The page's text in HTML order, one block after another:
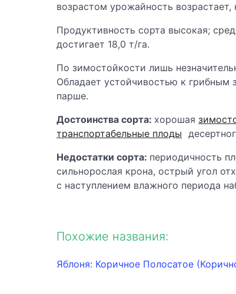
возрастом урожайность
Продуктивность сорта высокая;
достигает 18,0 т/га.
По зимостойкости лишь
Обладает устойчивостью к грибным
парше.
Достоинства сорта: хорошая
транспортабельные плоды
Недостатки сорта: периодичность
сильнорослая крона, острый угол
с наступлением влажного периода
Похожие названия:
Яблоня: Коричное Полосатое